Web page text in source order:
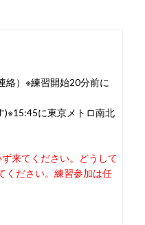
絡）※練習開始20分前に
)※15:45に東京メトロ南北
来てください。どうして
ください。練習参加は任